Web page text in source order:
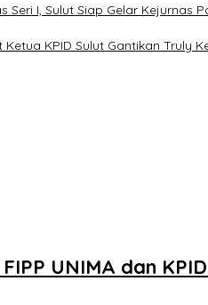
Seri I, Sulut Siap Gelar Kejurnas
KPID Sulut Gantikan Truly
UNIMA dan